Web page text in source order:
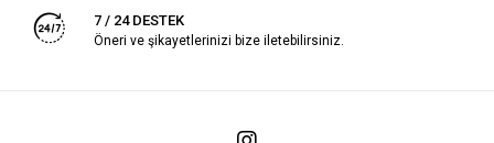
7 / 24 DESTEK
Öneri ve şikayetlerinizi bize iletebilirsiniz.